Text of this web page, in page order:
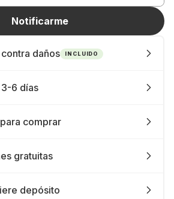
Notificarme
daños INCLUIDO
6 días
comprar
gratuitas
depósito